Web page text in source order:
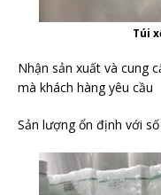
Túi
Nhận sản xuất và cung
mà khách hàng yêu cầu
Sản lượng ổn định với